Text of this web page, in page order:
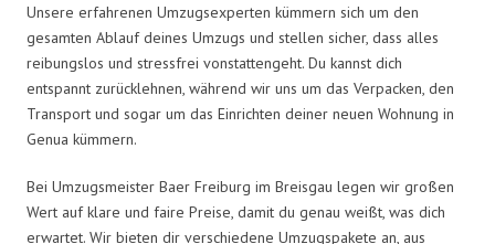
Unsere erfahrenen Umzugsexperten kümmern sich um den
gesamten Ablauf deines Umzugs und stellen sicher, dass alles
reibungslos und stressfrei vonstattengeht. Du kannst dich
entspannt zurücklehnen, während wir uns um das Verpacken, den
Transport und sogar um das Einrichten deiner neuen Wohnung in
Genua kümmern.
Bei Umzugsmeister Baer Freiburg im Breisgau legen wir großen
Wert auf klare und faire Preise, damit du genau weißt, was dich
erwartet. Wir bieten dir verschiedene Umzugspakete an, aus